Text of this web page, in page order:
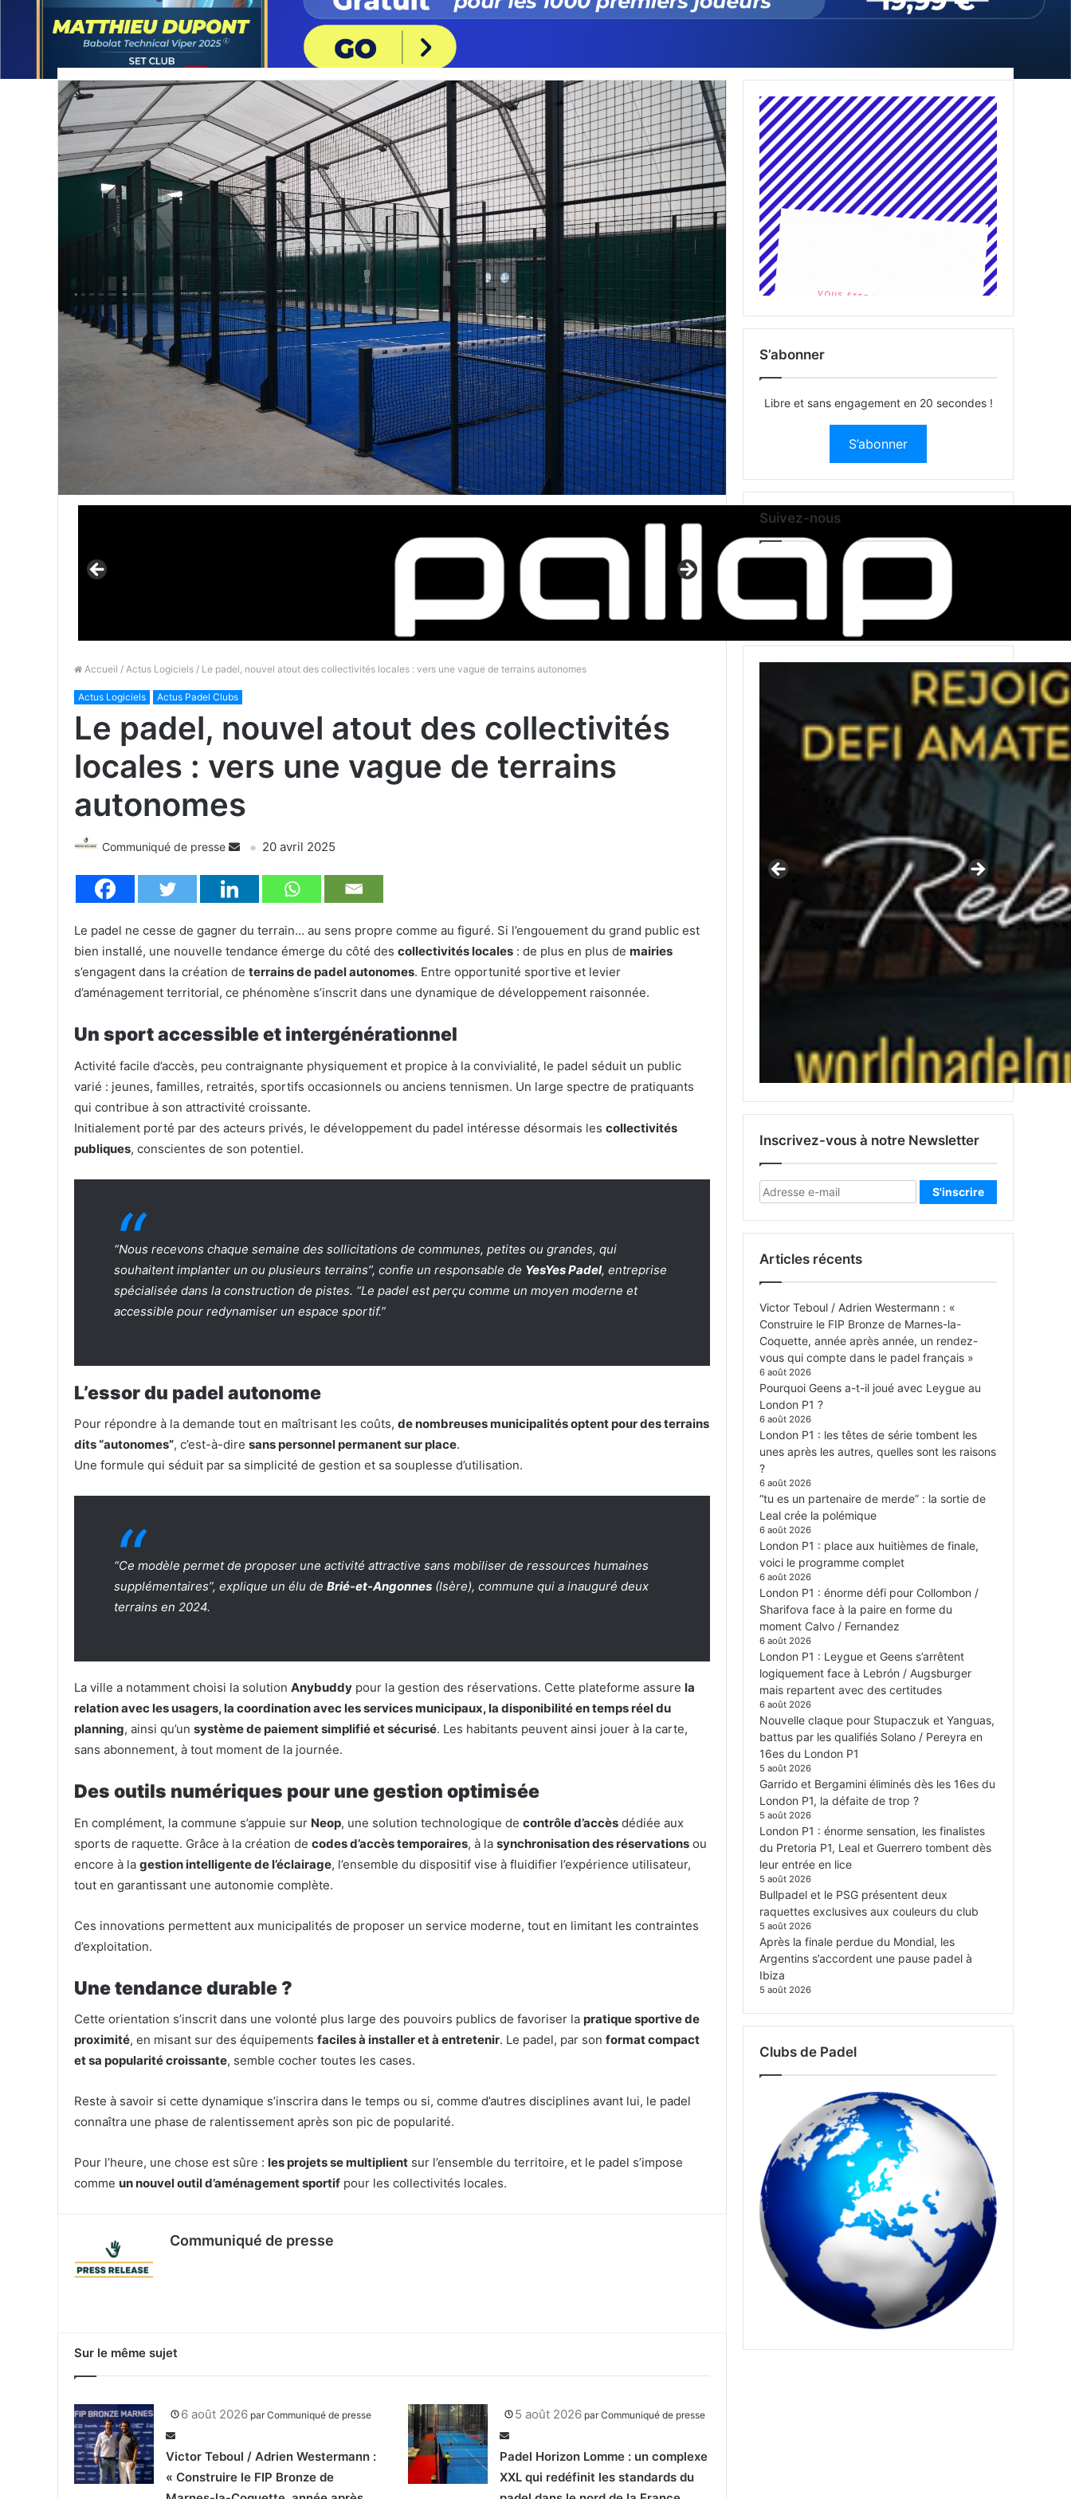
Accueil / Actus Logiciels / Le padel, nouvel atout des collectivités locales : vers une vague de terrains autonomes
Actus Logiciels Actus Padel Clubs
Le padel, nouvel atout des collectivités
locales : vers une vague de terrains
autonomes
Communiqué de presse 20 avril 2025
Le padel ne cesse de gagner du terrain… au sens propre comme au figuré. Si l’engouement du grand public est
bien installé, une nouvelle tendance émerge du côté des collectivités locales : de plus en plus de mairies
s’engagent dans la création de terrains de padel autonomes. Entre opportunité sportive et levier
d’aménagement territorial, ce phénomène s’inscrit dans une dynamique de développement raisonnée.
Un sport accessible et intergénérationnel
Activité facile d’accès, peu contraignante physiquement et propice à la convivialité, le padel séduit un public
varié : jeunes, familles, retraités, sportifs occasionnels ou anciens tennismen. Un large spectre de pratiquants
qui contribue à son attractivité croissante.
Initialement porté par des acteurs privés, le développement du padel intéresse désormais les collectivités
publiques, conscientes de son potentiel.
“Nous recevons chaque semaine des sollicitations de communes, petites ou grandes, qui
souhaitent implanter un ou plusieurs terrains”, confie un responsable de YesYes Padel, entreprise
spécialisée dans la construction de pistes. “Le padel est perçu comme un moyen moderne et
accessible pour redynamiser un espace sportif.”
L’essor du padel autonome
Pour répondre à la demande tout en maîtrisant les coûts, de nombreuses municipalités optent pour des terrains
dits “autonomes”, c’est-à-dire sans personnel permanent sur place.
Une formule qui séduit par sa simplicité de gestion et sa souplesse d’utilisation.
“Ce modèle permet de proposer une activité attractive sans mobiliser de ressources humaines
supplémentaires”, explique un élu de Brié-et-Angonnes (Isère), commune qui a inauguré deux
terrains en 2024.
La ville a notamment choisi la solution Anybuddy pour la gestion des réservations. Cette plateforme assure la
relation avec les usagers, la coordination avec les services municipaux, la disponibilité en temps réel du
planning, ainsi qu’un système de paiement simplifié et sécurisé. Les habitants peuvent ainsi jouer à la carte,
sans abonnement, à tout moment de la journée.
Des outils numériques pour une gestion optimisée
En complément, la commune s’appuie sur Neop, une solution technologique de contrôle d’accès dédiée aux
sports de raquette. Grâce à la création de codes d’accès temporaires, à la synchronisation des réservations ou
encore à la gestion intelligente de l’éclairage, l’ensemble du dispositif vise à fluidifier l’expérience utilisateur,
tout en garantissant une autonomie complète.
Ces innovations permettent aux municipalités de proposer un service moderne, tout en limitant les contraintes
d’exploitation.
Une tendance durable ?
Cette orientation s’inscrit dans une volonté plus large des pouvoirs publics de favoriser la pratique sportive de
proximité, en misant sur des équipements faciles à installer et à entretenir. Le padel, par son format compact
et sa popularité croissante, semble cocher toutes les cases.
Reste à savoir si cette dynamique s’inscrira dans le temps ou si, comme d’autres disciplines avant lui, le padel
connaîtra une phase de ralentissement après son pic de popularité.
Pour l’heure, une chose est sûre : les projets se multiplient sur l’ensemble du territoire, et le padel s’impose
comme un nouvel outil d’aménagement sportif pour les collectivités locales.
Communiqué de presse
Sur le même sujet
6 août 2026 parCommuniqué de presse
Victor Teboul / Adrien Westermann :
« Construire le FIP Bronze de
5 août 2026 parCommuniqué de presse
Padel Horizon Lomme : un complexe
XXL qui redéfinit les standards du
S’abonner
Libre et sans engagement en 20 secondes !
S’abonner
Suivez-nous
Inscrivez-vous à notre Newsletter
Articles récents
Victor Teboul / Adrien Westermann : «
Construire le FIP Bronze de Marnes-la-
Coquette, année après année, un rendez-
vous qui compte dans le padel français »
6 août 2026
Pourquoi Geens a-t-il joué avec Leygue au
London P1 ?
6 août 2026
London P1 : les têtes de série tombent les
unes après les autres, quelles sont les raisons
?
6 août 2026
“tu es un partenaire de merde” : la sortie de
Leal crée la polémique
6 août 2026
London P1 : place aux huitièmes de finale,
voici le programme complet
6 août 2026
London P1 : énorme défi pour Collombon /
Sharifova face à la paire en forme du
moment Calvo / Fernandez
6 août 2026
London P1 : Leygue et Geens s’arrêtent
logiquement face à Lebrón / Augsburger
mais repartent avec des certitudes
6 août 2026
Nouvelle claque pour Stupaczuk et Yanguas,
battus par les qualifiés Solano / Pereyra en
16es du London P1
5 août 2026
Garrido et Bergamini éliminés dès les 16es du
London P1, la défaite de trop ?
5 août 2026
London P1 : énorme sensation, les finalistes
du Pretoria P1, Leal et Guerrero tombent dès
leur entrée en lice
5 août 2026
Bullpadel et le PSG présentent deux
raquettes exclusives aux couleurs du club
5 août 2026
Après la finale perdue du Mondial, les
Argentins s’accordent une pause padel à
Ibiza
5 août 2026
Clubs de Padel